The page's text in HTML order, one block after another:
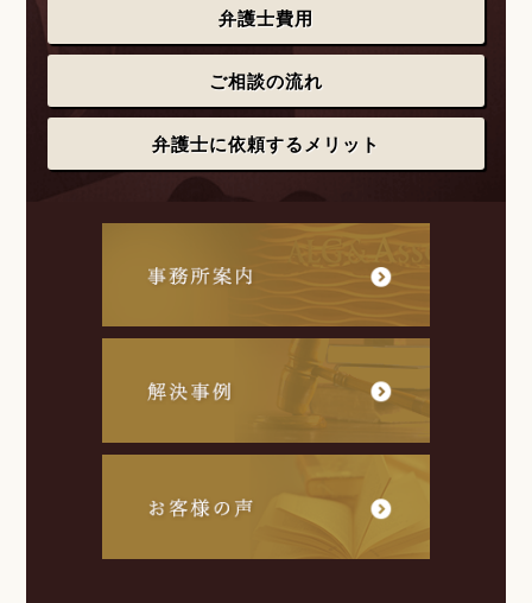
弁護士費用
ご相談の流れ
弁護士に依頼するメリット